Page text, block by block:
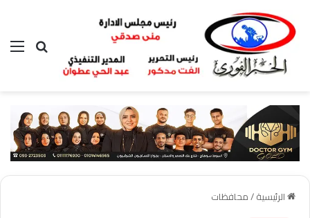
بحث عن
الرئيسية/محافظات